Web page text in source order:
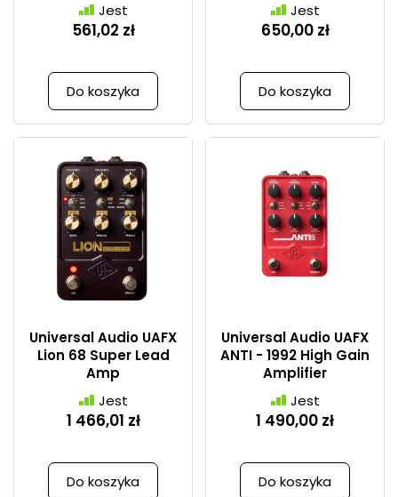
Jest
561,02 zł
Do koszyka
Jest
650,00 zł
Do koszyka
Universal Audio UAFX
Lion 68 Super Lead
Amp
Jest
1 466,01 zł
Do koszyka
Universal Audio UAFX
ANTI - 1992 High Gain
Amplifier
Jest
1 490,00 zł
Do koszyka